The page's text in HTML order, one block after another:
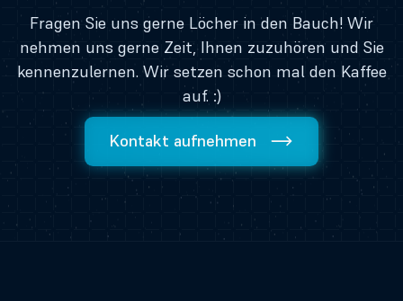
Fragen Sie uns gerne Löcher in den Bauch! Wir
nehmen uns gerne Zeit, Ihnen zuzuhören und Sie
kennenzulernen. Wir setzen schon mal den Kaffee
auf. :)
Kontakt aufnehmen